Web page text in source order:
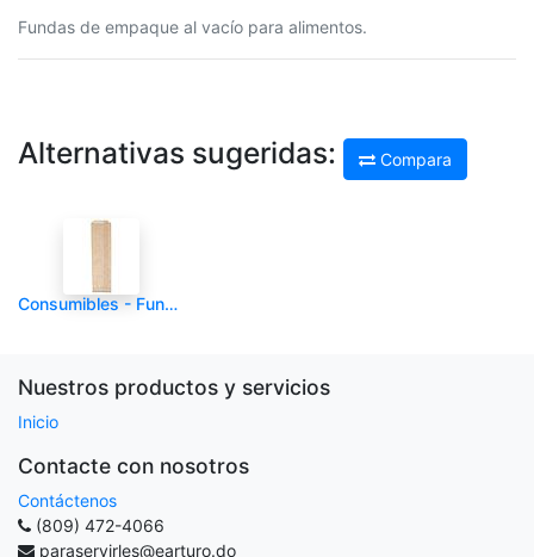
Fundas de empaque al vacío para alimentos.
Alternativas sugeridas: Compara
Consumibles - Fundas de Cuberteria 2 3/4X10" - CHOICE - 2000/1 - Und
Nuestros productos y servicios
Inicio
Contacte con nosotros
Contáctenos
(809) 472-4066
paraservirles@earturo.do